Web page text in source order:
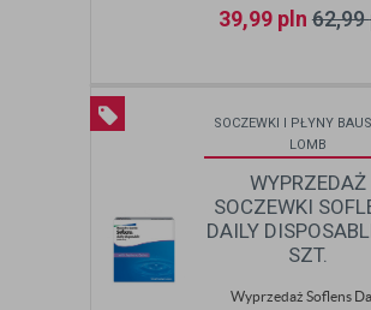
39,99 pln 62,99
SOCZEWKI I PŁYNY
LOMB
WYPRZEDAŻ
SOCZEWKI
DAILY
SZT.
Wyprzedaż Soflens